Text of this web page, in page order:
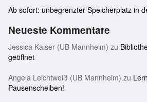
Ab sofort: unbegrenzter Speicherplatz in
Neueste Kommentare
Jessica Kaiser (UB Mannheim) zu
geöffnet
Angela Leichtweiß (UB Mannheim) zu
Pausenscheiben!